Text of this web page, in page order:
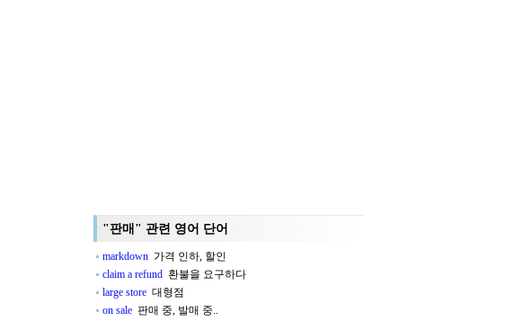
"판매" 관련 영어 단어
markdown 가격 인하, 할인
claim a refund 환불을 요구하다
large store 대형점
on sale 판매 중, 발매 중..